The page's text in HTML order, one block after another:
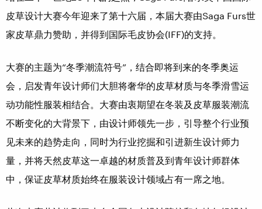
皮草设计大赛今年迎来了第十六届，本届大赛由Saga Furs世
家皮草鼎力赞助，并得到国际毛皮协会(IFF)的支持。
大赛的主题为“冬季潮流符号”，结合即将到来的冬季奥运
会，启发青年设计师们大胆将奢华的皮草材质与冬季滑雪运
动功能性服装相结合。大赛由衷期望在冬装及皮草服装潮流
不断变化的大背景下，由设计师领先一步，引导整个行业预
见未来的趋势走向，同时为行业挖掘和引进新生设计师力
量，并将天然皮草这一卓越的材质普及到青年设计师群体
中，保证皮草材质始终在服装设计领域占有一席之地。